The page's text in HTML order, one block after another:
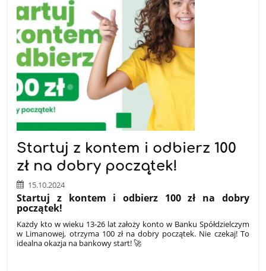
Startuj z kontem i odbierz 100
zł na dobry początek!
15.10.2024
Startuj z kontem i odbierz 100 zł na dobry
początek!
Każdy kto w wieku 13-26 lat założy konto w Banku Spółdzielczym
w Limanowej, otrzyma 100 zł na dobry początek. Nie czekaj! To
idealna okazja na bankowy start!🚀